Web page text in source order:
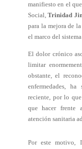
manifiesto en el
Social,Trinidad
para la mejora de
el marco del
El dolor crónico
limitar
obstante, el
enfermedades,
reciente, por lo
que hacer frente
atención sanitaria
Por este motivo,